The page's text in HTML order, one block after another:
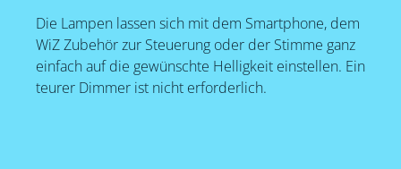
Die Lampen lassen sich mit dem Smartphone, dem
WiZ Zubehör zur Steuerung oder der Stimme ganz
einfach auf die gewünschte Helligkeit einstellen. Ein
teurer Dimmer ist nicht erforderlich.